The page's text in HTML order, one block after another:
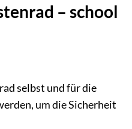
– school
selbst und für die
um die Sicherheit